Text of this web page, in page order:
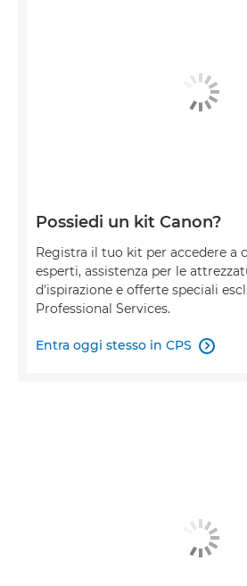
Possiedi un kit Canon?
Registra il tuo kit per accedere a
esperti, assistenza per le
d'ispirazione e offerte speciali
Professional Services.
Entra oggi stesso in CPS 